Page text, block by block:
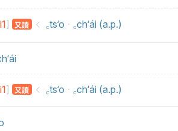
] 又讀 ꜀ts‘o · ꜀ch‘ái (a.p.)
] 又讀 ꜀ts‘o · ꜀ch‘ái (a.p.)